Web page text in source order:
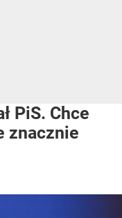
PiS. Chce
znacznie